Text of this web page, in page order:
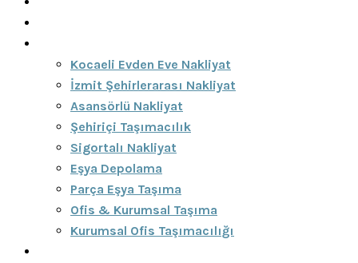
Kocaeli Evden Eve Nakliyat
İzmit Şehirlerarası Nakliyat
Asansörlü Nakliyat
Şehiriçi Taşımacılık
Sigortalı Nakliyat
Eşya Depolama
Parça Eşya Taşıma
Ofis & Kurumsal Taşıma
Kurumsal Ofis Taşımacılığı